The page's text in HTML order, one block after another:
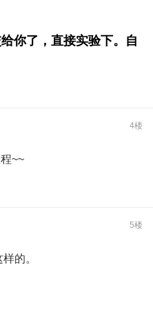
你了，直接实验下。自
4楼
~~
5楼
的。